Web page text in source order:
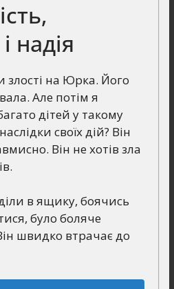
надія
злості на Юрка. Його
Але потім я
дітей у такому
своїх дій? Він
Він не хотів зла
в ящику, боячись
було боляче
швидко втрачає до